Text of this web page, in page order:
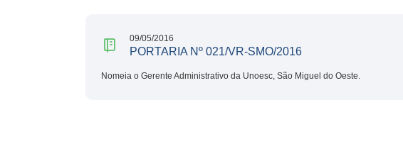
09/05/2016
PORTARIA Nº 021/VR-SMO/2016
Nomeia o Gerente Administrativo da Unoesc, São Miguel do Oeste.